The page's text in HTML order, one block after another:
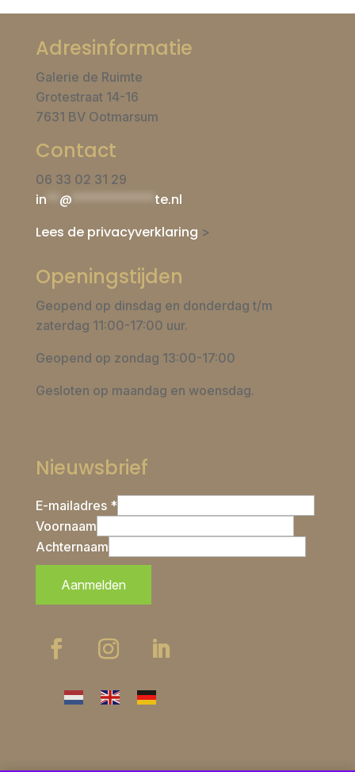
Adresinformatie
Galerie de Ruimte
Grotestraat 14-16
7631 BV Ootmarsum
Contact
06 33 02 31 29
in @
te.nl
Lees de privacyverklaring >
Openingstijden
Geopend op dinsdag en donderdag t/m
zaterdag 11:00-17:00 uur.
Geopend op zondag 13:00-17:00
Gesloten op maandag en woensdag.
Nieuwsbrief
E-mailadres *
Voornaam
Achternaam